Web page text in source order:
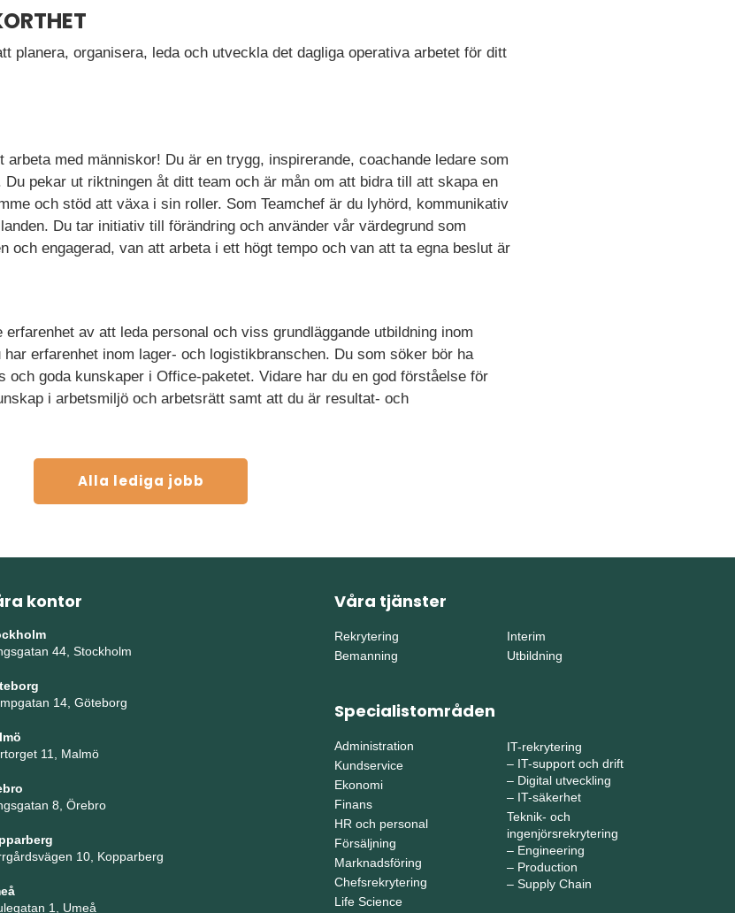
planera, organisera, leda och utveckla det dagliga operativa arbetet för ditt
med människor! Du är en trygg, inspirerande, coachande ledare som
pekar ut riktningen åt ditt team och är mån om att bidra till att skapa en
och stöd att växa i sin roller. Som Teamchef är du lyhörd, kommunikativ
Du tar initiativ till förändring och använder vår värdegrund som
och engagerad, van att arbeta i ett högt tempo och van att ta egna beslut är
av att leda personal och viss grundläggande utbildning inom
erfarenhet inom lager- och logistikbranschen. Du som söker bör ha
och goda kunskaper i Office-paketet. Vidare har du en god förståelse för
i arbetsmiljö och arbetsrätt samt att du är resultat- och
Alla lediga jobb
kontor
44, Stockholm
14, Göteborg
11, Malmö
8, Örebro
10, Kopparberg
1, Umeå
Våra tjänster
Rekrytering
Bemanning
Interim
Utbildning
Specialistområden
Administration
Kundservice
Ekonomi
Finans
HR och personal
Försäljning
Marknadsföring
Chefsrekrytering
Life Science
IT-rekrytering
– IT-support och drift
– Digital utveckling
– IT-säkerhet
Teknik- och
ingenjörsrekrytering
– Engineering
– Production
– Supply Chain